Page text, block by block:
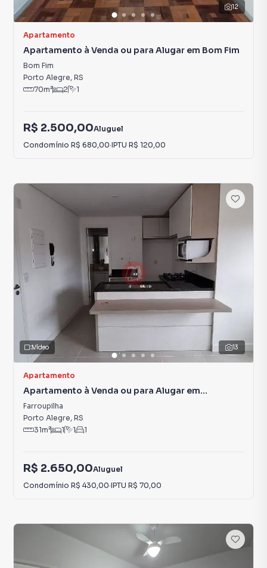
12
Apartamento
Apartamento à Venda ou para Alugar em Bom Fim
Bom Fim
Porto Alegre, RS
70m² 2 1
R$ 2.500,00Aluguel
Condomínio R$ 680,00·IPTU R$ 120,00
13
Vídeo
Apartamento
Apartamento à Venda ou para Alugar em
Farroupilha
Farroupilha
Porto Alegre, RS
31m² 1 1 1
R$ 2.650,00Aluguel
Condomínio R$ 430,00·IPTU R$ 70,00